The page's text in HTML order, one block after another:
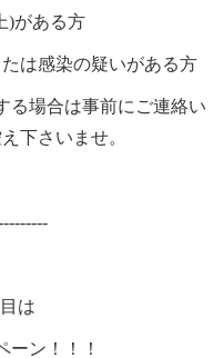
)がある方
は感染の疑いがある方
る場合は事前にご連絡い
下さいませ。
は
ーン！！！